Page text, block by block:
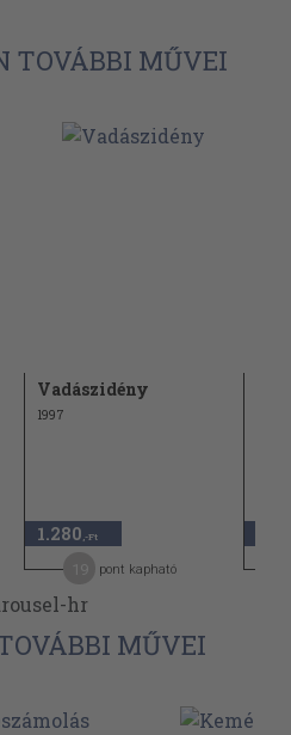
TOVÁBBI MŰVEI
Vadászidény
1997
1.280 ,-Ft
pont kapható
MŰVEI